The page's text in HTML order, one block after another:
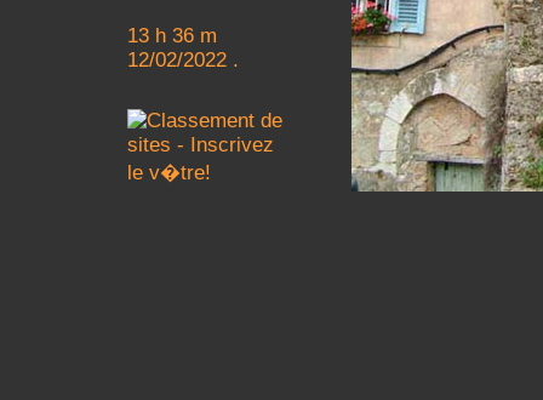
13 h 36 m
12/02/2022 .